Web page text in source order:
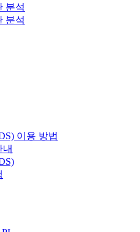
분석
분석
이용 방법